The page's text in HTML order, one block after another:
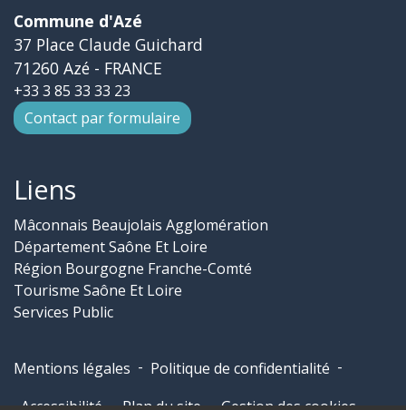
Commune d'Azé
37 Place Claude Guichard
71260 Azé - FRANCE
+33 3 85 33 33 23
Contact par formulaire
Liens
Mâconnais Beaujolais Agglomération
Département Saône Et Loire
Région Bourgogne Franche-Comté
Tourisme Saône Et Loire
Services Public
Mentions légales - Politique de confidentialité -